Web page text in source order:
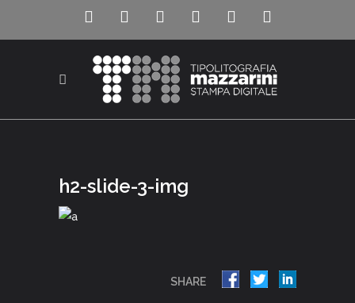
h2-slide-3-img
SHARE